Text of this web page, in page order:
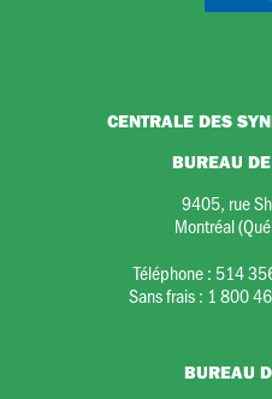
CENTRALE DES
BUREAU
9405, rue
Montréal
Téléphone : 514
Sans frais : 1 800
BUREAU